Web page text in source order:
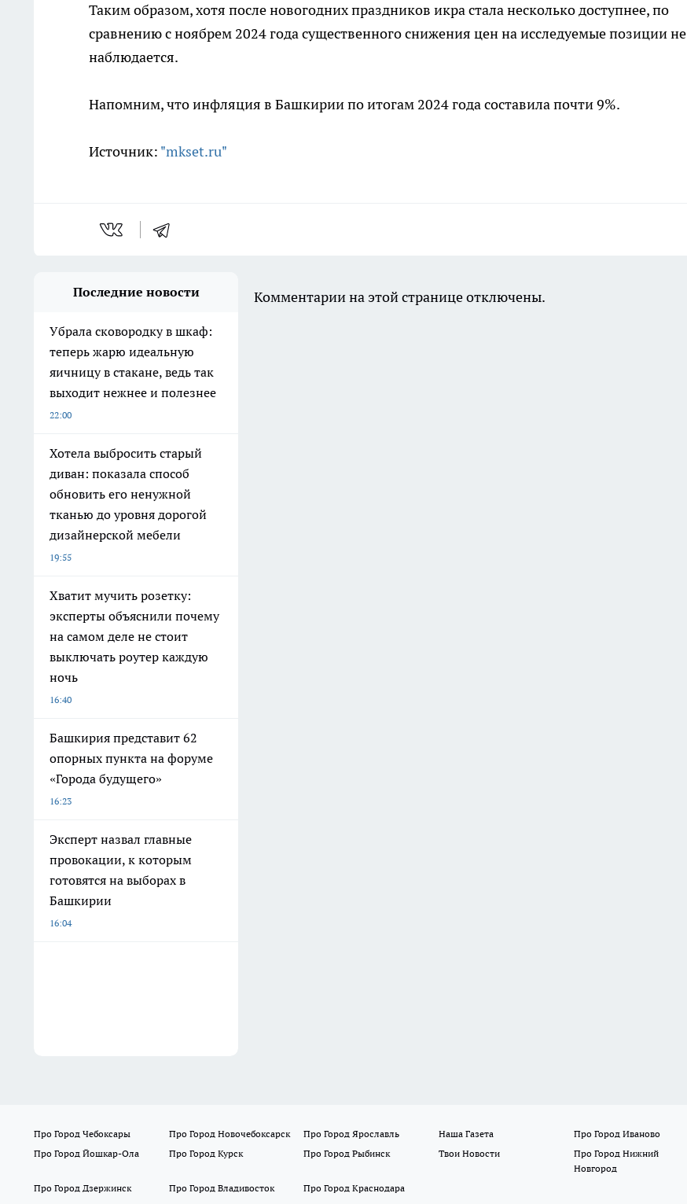
Таким образом, хотя после новогодних праздников икра стала несколько доступнее, по
сравнению с ноябрем 2024 года существенного снижения цен на исследуемые позиции не
наблюдается.
Напомним, что инфляция в Башкирии по итогам 2024 года составила почти 9%.
Источник: "mkset.ru"
Последние новости
Убрала сковородку в шкаф:
теперь жарю идеальную
яичницу в стакане, ведь так
выходит нежнее и полезнее
22:00
Хотела выбросить старый
диван: показала способ
обновить его ненужной
тканью до уровня дорогой
дизайнерской мебели
19:55
Хватит мучить розетку:
эксперты объяснили почему
на самом деле не стоит
выключать роутер каждую
ночь
16:40
Башкирия представит 62
опорных пункта на форуме
«Города будущего»
16:23
Эксперт назвал главные
провокации, к которым
готовятся на выборах в
Башкирии
16:04
Комментарии на этой странице отключены.
Про Город Чебоксары Про Город Новочебоксарск Про Город Ярославль Наша Газета
Про Город Иваново
Про Город Йошкар-Ола
Про Город Курск Про Город Рыбинск Твои Новости
Про Город Нижний
Новгород
Про Город Дзержинск
Про Город Владивосток Про Город Краснодара